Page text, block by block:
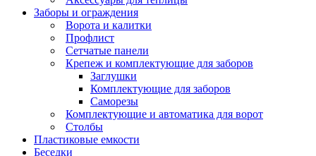
Заборы и ограждения
Ворота и калитки
Профлист
Сетчатые панели
Крепеж и комплектующие для заборов
Заглушки
Комплектующие для заборов
Саморезы
Комплектующие и автоматика для ворот
Столбы
Пластиковые емкости
Беседки